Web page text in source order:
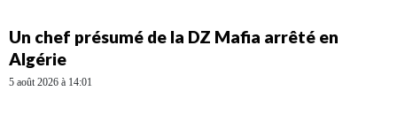
Un chef présumé de la DZ Mafia arrêté en
Algérie
5 août 2026 à 14:01